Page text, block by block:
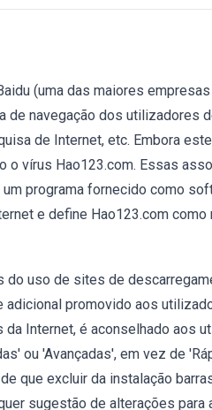
(uma das maiores
de navegação dos utilizadores
de Internet, etc. Embora
o vírus Hao123.com. Essas
programa fornecido como
e define Hao123.com
do uso de sites de
promovido aos
Internet, é aconselhado aos
ou 'Avançadas', em vez de
que excluir da instalação
sugestão de alterações